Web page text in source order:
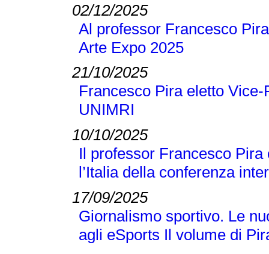
02/12/2025
Al professor Francesco
Arte Expo 2025
21/10/2025
Francesco Pira eletto
UNIMRI
10/10/2025
Il professor Francesco
l’Italia della conferenza
17/09/2025
Giornalismo sportivo. Le
agli eSports Il volume di